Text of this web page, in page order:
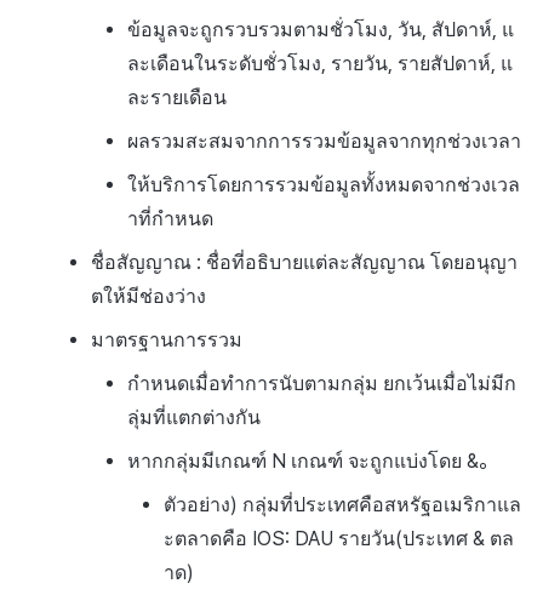
ข้อมูลจะถูกรวบรวมตามชั่วโมง, วัน, สัปดาห์, แ
ละเดือนในระดับชั่วโมง, รายวัน, รายสัปดาห์, แ
ละรายเดือน
ผลรวมสะสมจากการรวมข้อมูลจากทุกช่วงเวลา
ให้บริการโดยการรวมข้อมูลทั้งหมดจากช่วงเวล
าที่กำหนด
ชื่อสัญญาณ : ชื่อที่อธิบายแต่ละสัญญาณ โดยอนุญา
ตให้มีช่องว่าง
มาตรฐานการรวม
กำหนดเมื่อทำการนับตามกลุ่ม ยกเว้นเมื่อไม่มีก
ลุ่มที่แตกต่างกัน
หากกลุ่มมีเกณฑ์ N เกณฑ์ จะถูกแบ่งโดย &。
ตัวอย่าง) กลุ่มที่ประเทศคือสหรัฐอเมริกาแล
ะตลาดคือ IOS: DAU รายวัน(ประเทศ & ตล
าด)